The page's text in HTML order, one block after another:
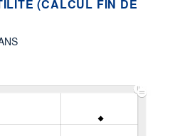
154,4864
(CALCUL FIN DE